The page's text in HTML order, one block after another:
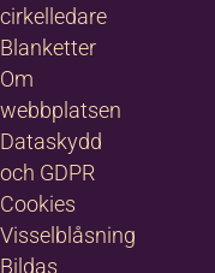
social
och
601 53
612 00
att
cirkelledare
Blanketter
Om
webbplatsen
Dataskydd
och GDPR
Cookies
Visselblåsning
Bildas